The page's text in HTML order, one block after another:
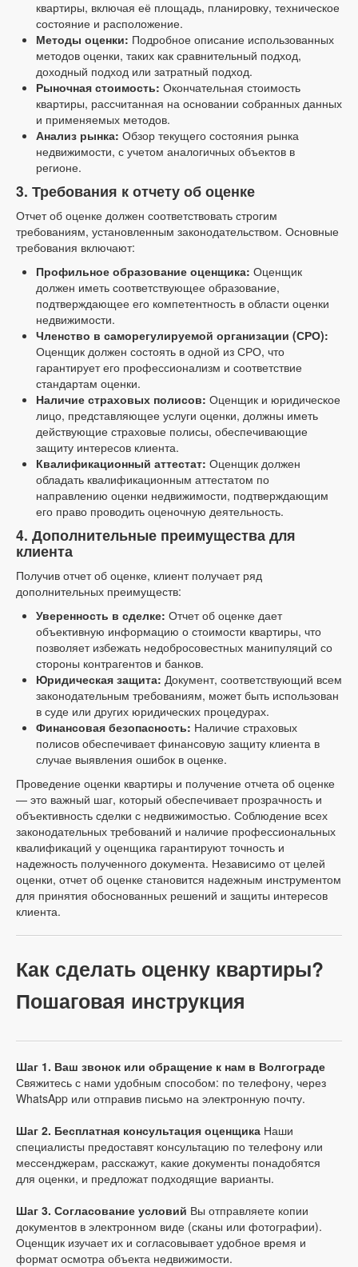
квартиры, включая её площадь, планировку, техническое
состояние и расположение.
Методы оценки: Подробное описание использованных
методов оценки, таких как сравнительный подход,
доходный подход или затратный подход.
Рыночная стоимость: Окончательная стоимость
квартиры, рассчитанная на основании собранных данных
и применяемых методов.
Анализ рынка: Обзор текущего состояния рынка
недвижимости, с учетом аналогичных объектов в
регионе.
3. Требования к отчету об оценке
Отчет об оценке должен соответствовать строгим
требованиям, установленным законодательством. Основные
требования включают:
Профильное образование оценщика: Оценщик
должен иметь соответствующее образование,
подтверждающее его компетентность в области оценки
недвижимости.
Членство в саморегулируемой организации (СРО):
Оценщик должен состоять в одной из СРО, что
гарантирует его профессионализм и соответствие
стандартам оценки.
Наличие страховых полисов: Оценщик и юридическое
лицо, представляющее услуги оценки, должны иметь
действующие страховые полисы, обеспечивающие
защиту интересов клиента.
Квалификационный аттестат: Оценщик должен
обладать квалификационным аттестатом по
направлению оценки недвижимости, подтверждающим
его право проводить оценочную деятельность.
4. Дополнительные преимущества для
клиента
Получив отчет об оценке, клиент получает ряд
дополнительных преимуществ:
Уверенность в сделке: Отчет об оценке дает
объективную информацию о стоимости квартиры, что
позволяет избежать недобросовестных манипуляций со
стороны контрагентов и банков.
Юридическая защита: Документ, соответствующий всем
законодательным требованиям, может быть использован
в суде или других юридических процедурах.
Финансовая безопасность: Наличие страховых
полисов обеспечивает финансовую защиту клиента в
случае выявления ошибок в оценке.
Проведение оценки квартиры и получение отчета об оценке
— это важный шаг, который обеспечивает прозрачность и
объективность сделки с недвижимостью. Соблюдение всех
законодательных требований и наличие профессиональных
квалификаций у оценщика гарантируют точность и
надежность полученного документа. Независимо от целей
оценки, отчет об оценке становится надежным инструментом
для принятия обоснованных решений и защиты интересов
клиента.
Как сделать оценку квартиры?
Пошаговая инструкция
Шаг 1. Ваш звонок или обращение к нам в Волгограде
Свяжитесь с нами удобным способом: по телефону, через
WhatsApp или отправив письмо на электронную почту.
Шаг 2. Бесплатная консультация оценщика Наши
специалисты предоставят консультацию по телефону или
мессенджерам, расскажут, какие документы понадобятся
для оценки, и предложат подходящие варианты.
Шаг 3. Согласование условий Вы отправляете копии
документов в электронном виде (сканы или фотографии).
Оценщик изучает их и согласовывает удобное время и
формат осмотра объекта недвижимости.